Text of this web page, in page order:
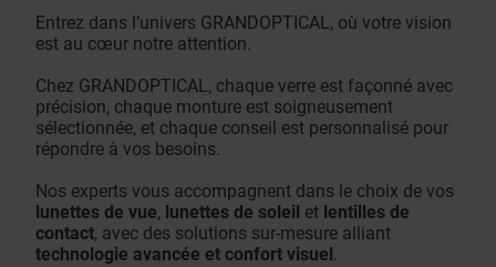
Entrez dans l’univers GRANDOPTICAL, où votre vision
est au cœur notre attention.
Chez GRANDOPTICAL, chaque verre est façonné avec
précision, chaque monture est soigneusement
sélectionnée, et chaque conseil est personnalisé pour
répondre à vos besoins.
Nos experts vous accompagnent dans le choix de vos
lunettes de vue, lunettes de soleil et lentilles de
contact, avec des solutions sur-mesure alliant
technologie avancée et confort visuel .